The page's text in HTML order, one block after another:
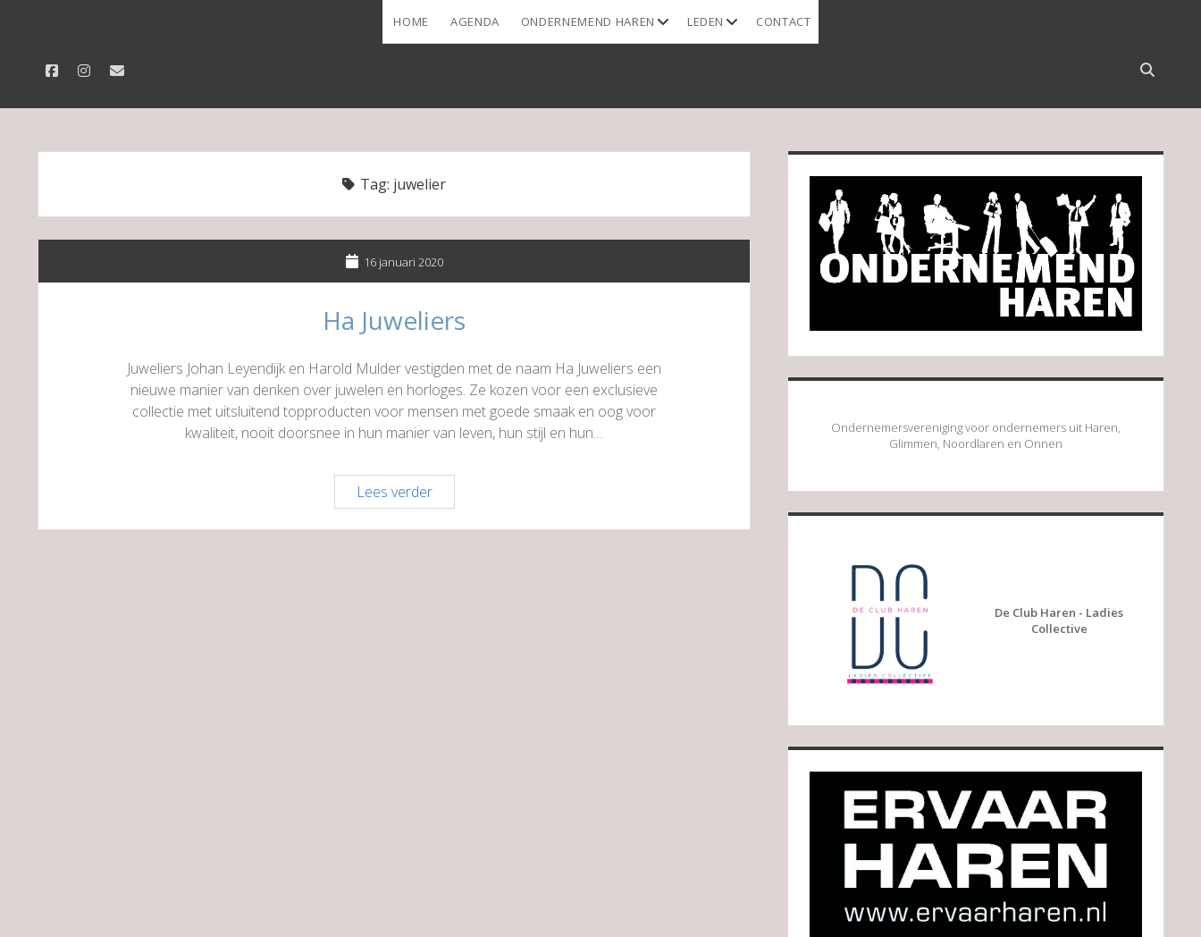
facebookinstagram
email
Open
bar
HOME AGENDA ONDERNEMEND HAREN open
menu
LEDEN open
menu
CONTACT
Tag: juwelier
16 januari 2020
Ha Juweliers
Juweliers Johan Leyendijk en Harold Mulder vestigden met de naam Ha Juweliers een
nieuwe manier van denken over juwelen en horloges. Ze kozen voor een exclusieve
collectie met uitsluitend topproducten voor mensen met goede smaak en oog voor
kwaliteit, nooit doorsnee in hun manier van leven, hun stijl en hun…
Lees verderHa
Juweliers
Sidebar
Ondernemersvereniging voor ondernemers uit Haren,
Glimmen, Noordlaren en Onnen
De Club Haren - Ladies
Collective